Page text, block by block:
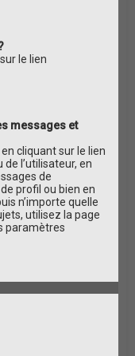
le lien
messages et
cliquant sur le lien
l’utilisateur, en
de
profil ou bien en
n’importe quelle
utilisez la page
paramètres